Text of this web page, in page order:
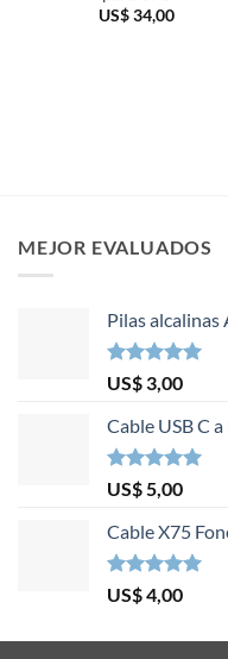
US$34,00
MEJOR EVALUADOS
Pilas alcalinas
Valorado en
5.00
de 5
US$ 3,00
Cable USB C
Valorado en
5.00
de 5
US$5,00
Cable X75
Valorado en
5.00
de 5
US$4,00